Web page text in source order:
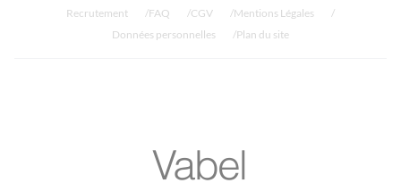
Recrutement FAQ CGV
Mentions Légales
Données personnelles
Plan du site